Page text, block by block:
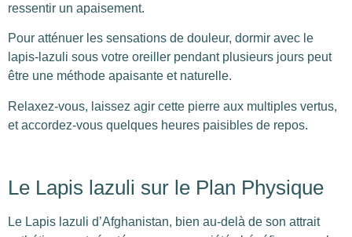
ressentir un apaisement.
Pour atténuer les sensations de douleur, dormir avec le
lapis-lazuli sous votre oreiller pendant plusieurs jours peut
être une méthode apaisante et naturelle.
Relaxez-vous, laissez agir cette pierre aux multiples vertus,
et accordez-vous quelques heures paisibles de repos.
Le Lapis lazuli sur le Plan Physique
Le Lapis lazuli d’Afghanistan, bien au-delà de son attrait